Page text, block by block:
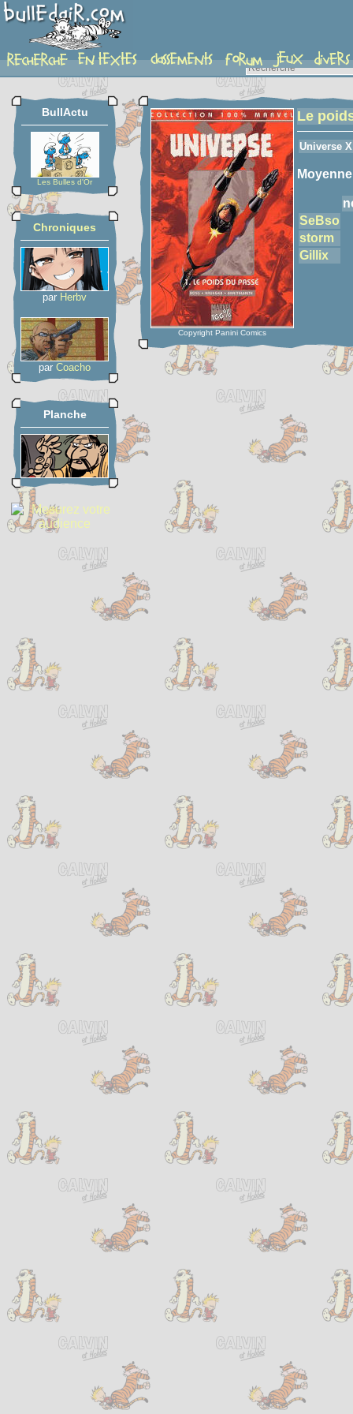
detail-etoiles
BullActu
Les Bulles d'Or
Chroniques
par Herbv
par Coacho
Planche
Copyright Panini Comics
Le
Universe X
Moyenne
SeBso
storm
Gillix